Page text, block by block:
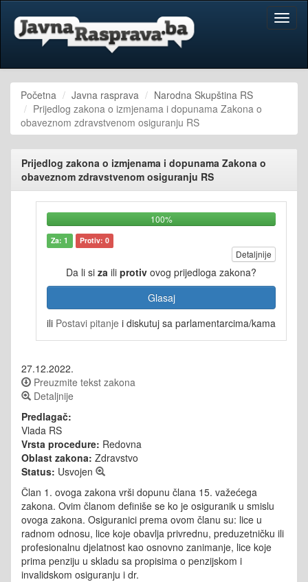
Početna Javna rasprava
Narodna Skupština RS
Prijedlog zakona o izmjenama i dopunama Zakona o
obaveznom zdravstvenom osiguranju RS
Prijedlog zakona o izmjenama i dopunama Zakona o
obaveznom zdravstvenom osiguranju RS
100%
Za: 1 Protiv: 0
Detaljnije
Da li si za ili protiv ovog prijedloga zakona?
Glasaj
ili Postavi pitanje i diskutuj sa parlamentarcima/kama
27.12.2022.
Preuzmite tekst zakona
Detaljnije
Predlagač:
Vlada RS
Vrsta procedure: Redovna
Oblast zakona: Zdravstvo
Status: Usvojen
Član 1. ovoga zakona vrši dopunu člana 15. važećega
zakona. Ovim članom definiše se ko je osiguranik u smislu
ovoga zakona. Osiguranici prema ovom članu su: lice u
radnom odnosu, lice koje obavlja privrednu, preduzetničku ili
profesionalnu djelatnost kao osnovno zanimanje, lice koje
prima penziju u skladu sa propisima o penzijskom i
invalidskom osiguranju i dr.